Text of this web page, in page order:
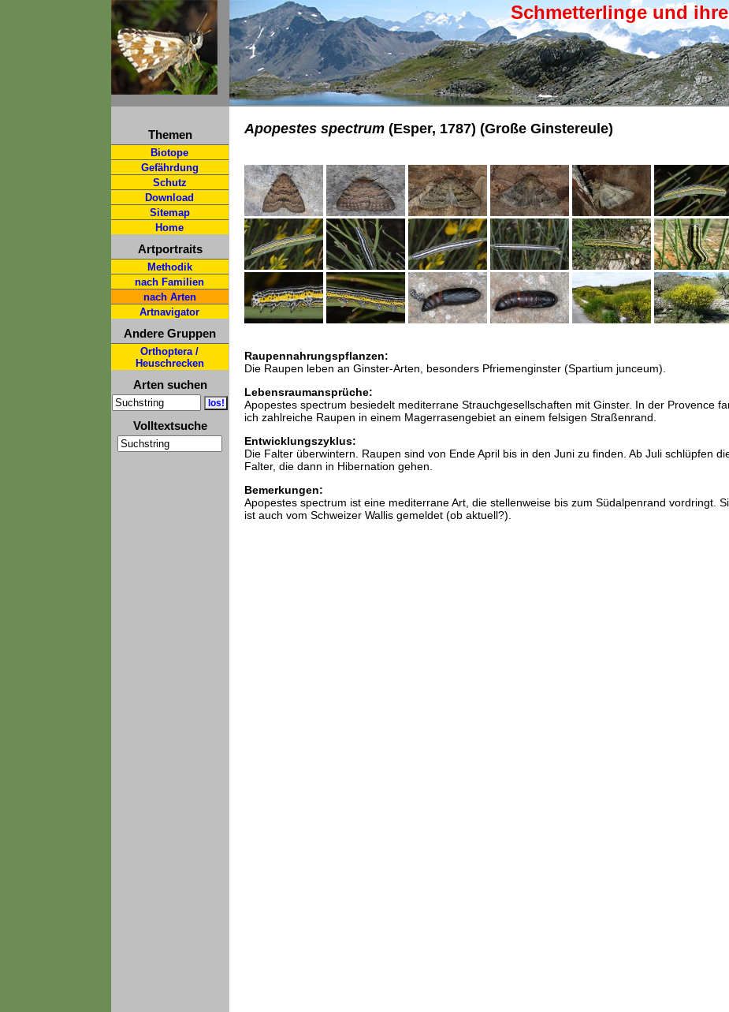
Schmetterlinge und
Themen
Biotope
Gefährdung
Schutz
Download
Sitemap
Home
Artportraits
Methodik
nach Familien
nach Arten
Artnavigator
Andere Gruppen
Orthoptera /
Heuschrecken
Arten suchen
Volltextsuche
Apopestes spectrum(Esper, 1787) (Große Ginstereule)
Raupennahrungspflanzen:
Die Raupen leben an Ginster-Arten, besonders Pfriemenginster (Spartium junceum).
Lebensraumansprüche:
Apopestes spectrum besiedelt mediterrane Strauchgesellschaften mit Ginster. In der Provence
ich zahlreiche Raupen in einem Magerrasengebiet an einem felsigen Straßenrand.
Entwicklungszyklus:
Die Falter überwintern. Raupen sind von Ende April bis in den Juni zu finden. Ab Juli schlüpfen
Falter, die dann in Hibernation gehen.
Bemerkungen:
Apopestes spectrum ist eine mediterrane Art, die stellenweise bis zum Südalpenrand vordringt.
ist auch vom Schweizer Wallis gemeldet (ob aktuell?).